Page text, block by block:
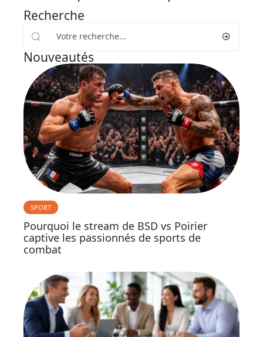
Recherche
Nouveautés
SPORT
Pourquoi le stream de BSD vs Poirier
captive les passionnés de sports de
combat